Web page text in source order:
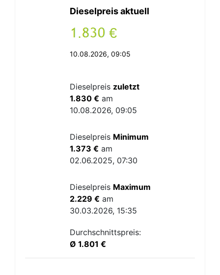
Dieselpreis aktuell
. €
10.08.2026, 09:05
Dieselpreis zuletzt
1.830 € am
10.08.2026, 09:05
Dieselpreis Minimum
1.373 € am
02.06.2025, 07:30
Dieselpreis Maximum
2.229 € am
30.03.2026, 15:35
Durchschnittspreis:
Ø 1.801 €